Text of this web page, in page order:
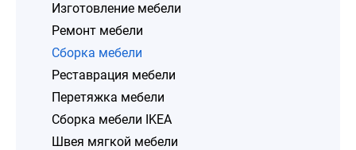
Изготовление мебели
Ремонт мебели
Сборка мебели
Реставрация мебели
Перетяжка мебели
Сборка мебели IKEA
Швея мягкой мебели